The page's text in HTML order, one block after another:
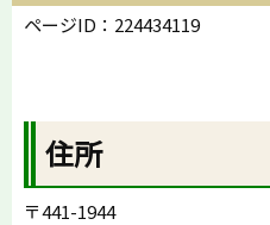
ページID：224434119
住所
〒441-1944